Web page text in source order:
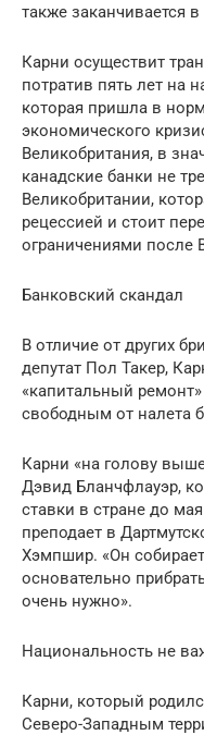
также заканчивается в
Карни осуществит
потратив пять лет на
которая пришла в
экономического
Великобритания, в
канадские банки не
Великобритании,
рецессией и стоит
ограничениями
Банковский скандал
В отличие от других
депутат Пол Такер,
«капитальный
свободным от налета
Карни «на голову
Дэвид Бланчфлауэр,
ставки в стране до
преподает в
Хэмпшир. «Он
основательно
очень нужно».
Национальность не
Карни, который
Северо-Западным